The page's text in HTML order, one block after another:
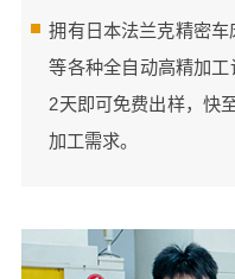
拥有日本法兰克精密
等各种全自动高精加工
2天即可免费出样，快
加工需求。